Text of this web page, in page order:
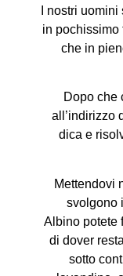
I nostri
in pochissimo
che in
Dopo che
all’indirizzo
dica e
Mettendovi
svolgono
Albino potete
di dover
sotto